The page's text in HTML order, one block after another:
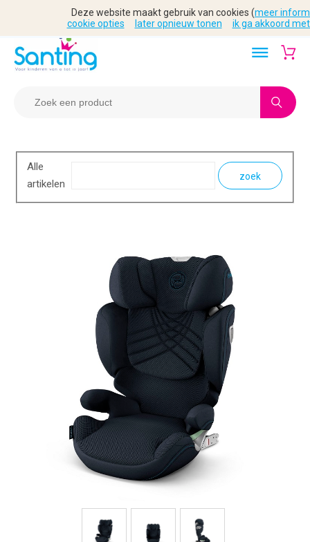
Alle
artikelen
zoek
Deze website maakt gebruik van cookies (meer
cookie opties
later opnieuw tonen ik ga akkoord